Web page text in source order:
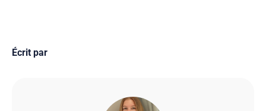
Écrit par